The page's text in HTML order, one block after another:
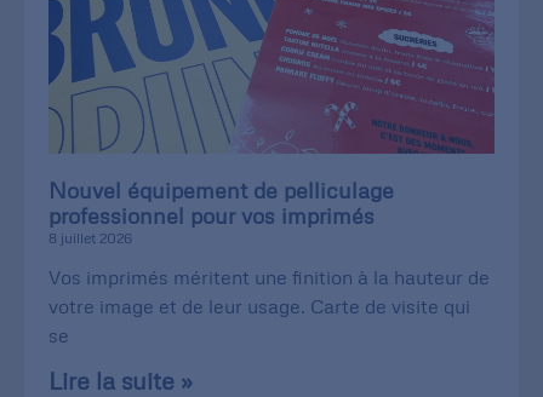
Nouvel équipement de pelliculage
professionnel pour vos imprimés
8 juillet 2026
Vos imprimés méritent une finition à la hauteur de
votre image et de leur usage. Carte de visite qui
se
Lire la suite »